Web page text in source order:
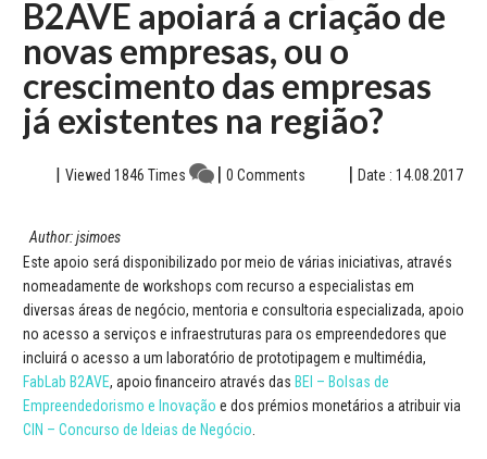
B2AVE apoiará a criação de
novas empresas, ou o
crescimento das empresas
já existentes na região?
Viewed 1846 Times 0 Comments Date : 14.08.2017
Author: jsimoes
Este apoio será disponibilizado por meio de várias iniciativas, através
nomeadamente de workshops com recurso a especialistas em
diversas áreas de negócio, mentoria e consultoria especializada, apoio
no acesso a serviços e infraestruturas para os empreendedores que
incluirá o acesso a um laboratório de prototipagem e multimédia,
FabLab B2AVE, apoio financeiro através das BEI – Bolsas de
Empreendedorismo e Inovação e dos prémios monetários a atribuir via
CIN – Concurso de Ideias de Negócio.